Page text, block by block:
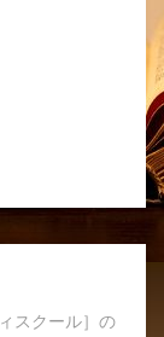
スクール］の